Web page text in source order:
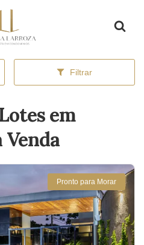
Filtrar
em
Pronto para Morar